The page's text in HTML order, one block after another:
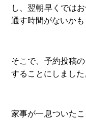
し、翌朝早くでは
通す時間がないかも
そこで、予約投稿
することにしました
家事が一息ついた